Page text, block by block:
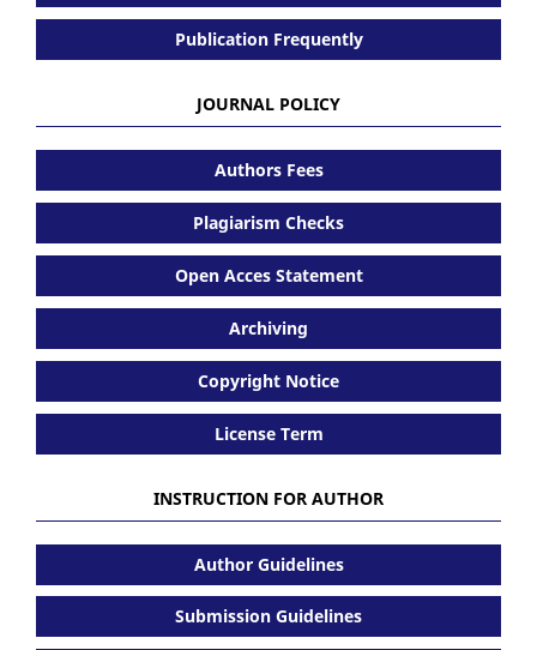
Publication Frequently
JOURNAL POLICY
Authors Fees
Plagiarism Checks
Open Acces Statement
Archiving
Copyright Notice
License Term
INSTRUCTION FOR AUTHOR
Author Guidelines
Submission Guidelines